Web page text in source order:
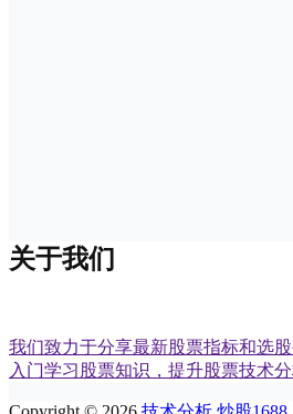
关于我们
我们致力于分享最新股票指标和选
入门学习股票知识，提升股票技术分